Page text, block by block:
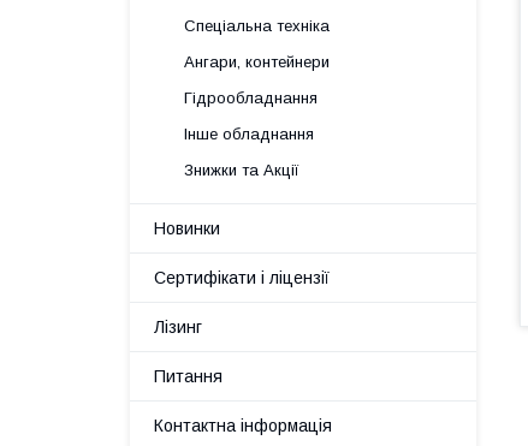
Спеціальна техніка
Ангари, контейнери
Гідрообладнання
Інше обладнання
Знижки та Акції
Новинки
Сертифікати і ліцензії
Лізинг
Питання
Контактна інформація